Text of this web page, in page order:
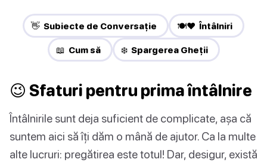
👋 Subiecte de Conversație 🍽️❤️ Întâlniri
📖 Cum să ❄️ Spargerea Gheții
😉 Sfaturi pentru prima întâlnire
Întâlnirile sunt deja suficient de complicate, așa că
suntem aici să îți dăm o mână de ajutor. Ca la multe
alte lucruri: pregătirea este totul! Dar, desigur, există